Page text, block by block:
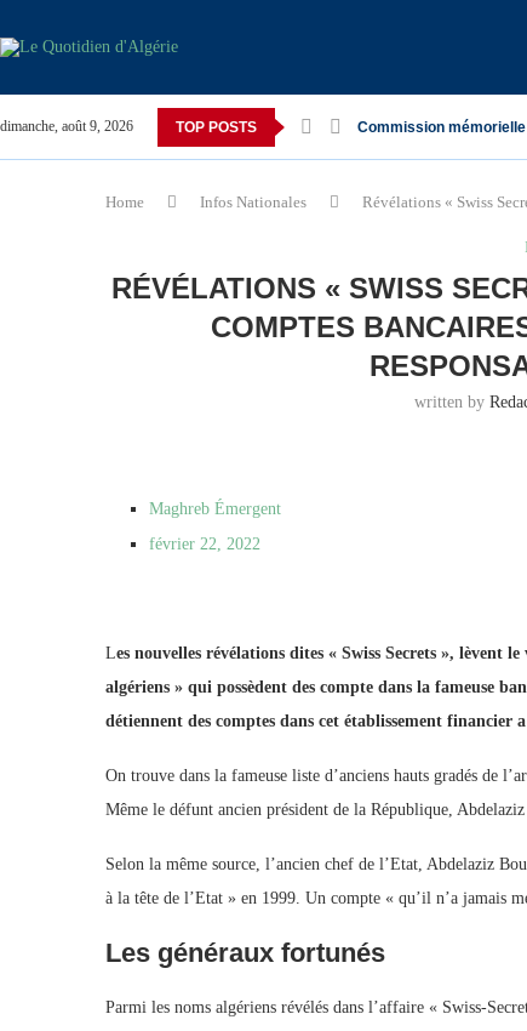
dimanche, août 9, 2026 TOP POSTS Commission
Home Infos Nationales Révélations « Swiss
RÉVÉLATIONS « SWISS
COMPTES
written by
Maghreb Émergent
février 22, 2022
Les nouvelles révélations dites « Swiss Secrets », lèvent
algériens » qui possèdent des compte dans la fameuse
détiennent des comptes dans cet établissement
On trouve dans la fameuse liste d’anciens hauts gradés de
Même le défunt ancien président de la République,
Selon la même source, l’ancien chef de l’Etat, Abdelaziz
à la tête de l’Etat » en 1999. Un compte « qu’il n’a jamais
Les généraux fortunés
Parmi les noms algériens révélés dans l’affaire « Swiss-